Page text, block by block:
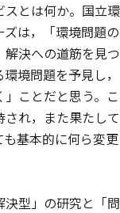
とは何か。国立環
は，「環境問題の
決への道筋を見つ
境問題を予見し，
ことだと思う。こ
れ，また果たして
基本的に何ら変更
型」の研究と「問